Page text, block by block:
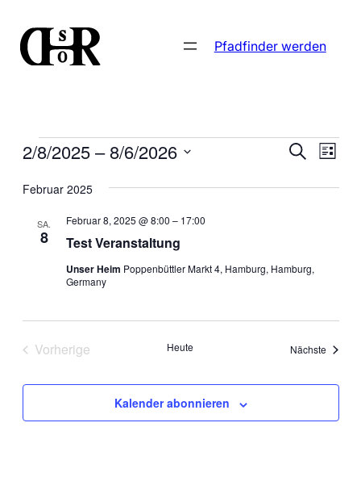
Pfadfinder werden
Veranstaltungen SucheListe
2/8/2025 – 8/6/2026
wählen.
Februar 2025
SA.
8 Test Veranstaltung
Februar 8, 2025 @ 8:00 – 17:00
Unser Heim Poppenbüttler Markt 4, Hamburg, Hamburg,
Germany
Vorherige
Heute Nächste
Kalender abonnieren